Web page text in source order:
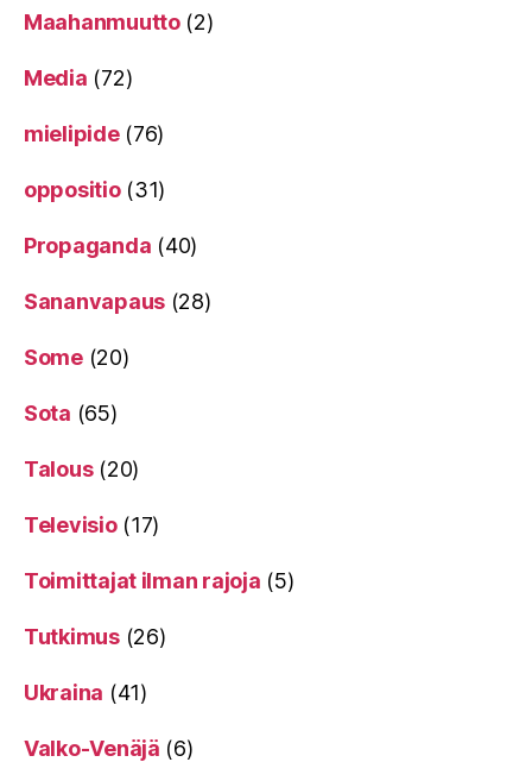
Maahanmuutto(2)
Media (72)
mielipide(76)
oppositio(31)
Propaganda (40)
Sananvapaus (28)
Some(20)
Sota (65)
Talous(20)
Televisio(17)
Toimittajat ilman rajoja (5)
Tutkimus(26)
Ukraina (41)
Valko-Venäjä (6)